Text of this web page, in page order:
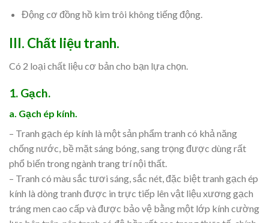
Động cơ đồng hồ kim trôi không tiếng động.
III. Chất liệu tranh.
Có 2 loại chất liệu cơ bản cho bạn lựa chọn.
1. Gạch.
a. Gạch ép kính.
– Tranh gạch ép kính là một sản phẩm tranh có khả năng
chống nước, bề mặt sáng bóng, sang trọng được dùng rất
phổ biến trong ngành trang trí nội thất.
– Tranh có màu sắc tươi sáng, sắc nét, đặc biệt tranh gạch ép
kính là dòng tranh được in trực tiếp lên vật liệu xương gạch
tráng men cao cấp và được bảo vệ bằng một lớp kính cường